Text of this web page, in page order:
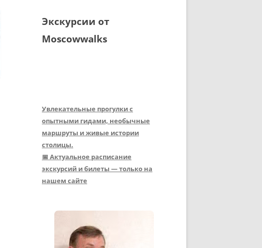
Экскурсии от
Moscowwalks
Увлекательные прогулки с
опытными гидами, необычные
маршруты и живые истории
столицы.
📅 Актуальное расписание
экскурсий и билеты — только на
нашем сайте